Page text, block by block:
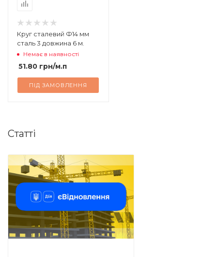
Круг сталевий Ф14 мм
сталь 3 довжина 6 м.
Немає в наявності
51.80 грн/м.п
ПІД ЗАМОВЛЕННЯ
Статті